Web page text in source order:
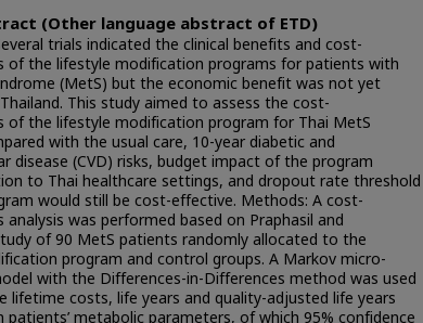
(Other language abstract of ETD)
trials indicated the clinical benefits and cost-
of the lifestyle modification programs for patients with
(MetS) but the economic benefit was not yet
This study aimed to assess the cost-
of the lifestyle modification program for Thai MetS
with the usual care, 10-year diabetic and
disease (CVD) risks, budget impact of the program
to Thai healthcare settings, and dropout rate threshold
would still be cost-effective. Methods: A cost-
analysis was performed based on Praphasil and
of 90 MetS patients randomly allocated to the
program and control groups. A Markov micro-
with the Differences-in-Differences method was used
lifetime costs, life years and quality-adjusted life years
patients’ metabolic parameters, of which 95% confidence